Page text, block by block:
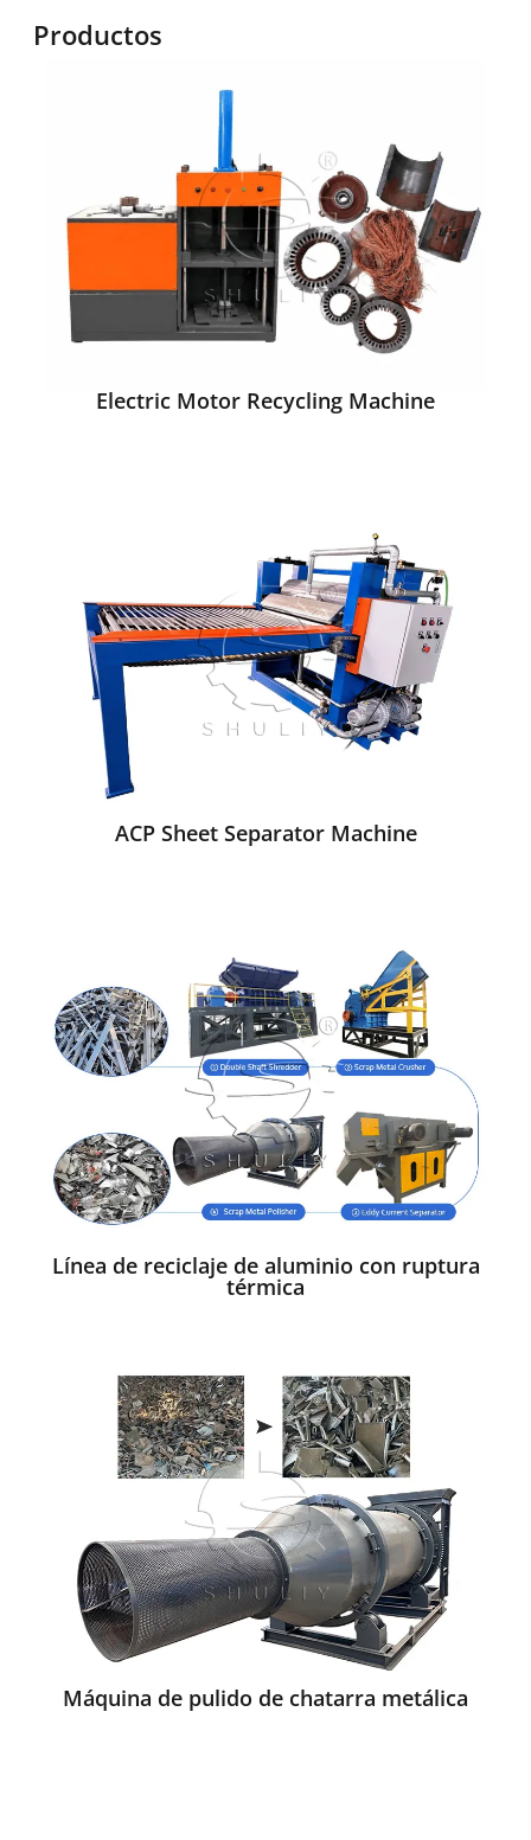
Productos
Electric Motor Recycling Machine
ACP Sheet Separator Machine
Línea de reciclaje de aluminio con ruptura
térmica
Máquina de pulido de chatarra metálica